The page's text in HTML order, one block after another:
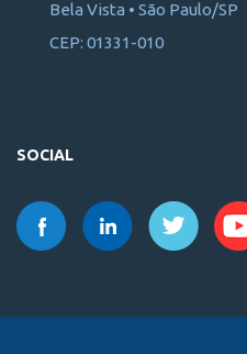
Bela Vista • São Paulo/SP
CEP: 01331-010
SOCIAL